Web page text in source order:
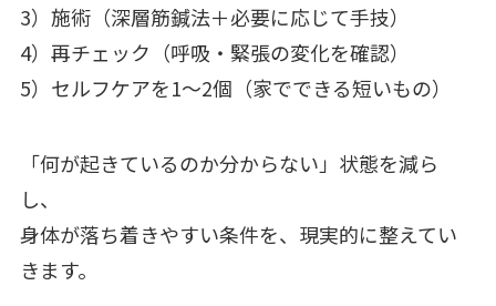
3）施術（深層筋鍼法＋必要に応じて手技）
4）再チェック（呼吸・緊張の変化を確認）
5）セルフケアを1〜2個（家でできる短いもの）
「何が起きているのか分からない」状態を減ら
し、
身体が落ち着きやすい条件を、現実的に整えてい
きます。